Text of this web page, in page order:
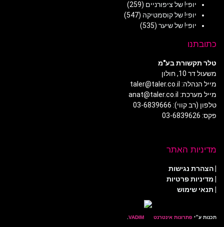
יופי! של ציפורניים (259)
יופי! של קוסמטיקה (547)
יופי! של שיער (535)
כתובתנו
טלר תקשורת בע"מ
משעול דר 10, חולון
מייל הנהלה: taler@taler.co.il
מייל מערכת: anat@taler.co.il
טלפון (רב קווי): 03-6839666
פקס: 03-6839626
מדיניות האתר
הצהרת נגישות
מדיניות פרטיות
| תנאי שימוש
תכנות ע״י פתרונות אינטרנט